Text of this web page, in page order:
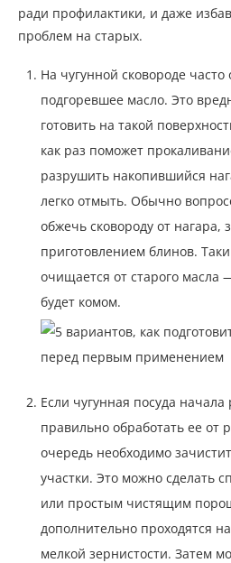
ради профилактики, и даже
проблем на старых.
На чугунной сковороде
подгоревшее масло. Это
готовить на такой
как раз поможет
разрушить накопившийся
легко отмыть. Обычно
обжечь сковороду от нагара,
приготовлением блинов.
очищается от старого
будет комом.
Если чугунная посуда
правильно обработать ее
очередь необходимо
участки. Это можно сделать
или простым чистящим
дополнительно проходятся
мелкой зернистости. Затем